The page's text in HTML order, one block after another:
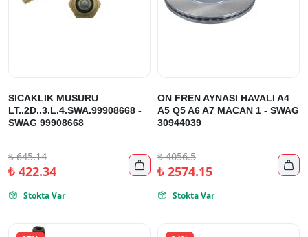
SICAKLIK MUSURU
LT..2D..3.L.4.SWA.99908668 -
SWAG 99908668
₺645.14
₺422.34 
 Stokta Var
ON FREN AYNASI HAVALI A4
A5 Q5 A6 A7 MACAN 1 - SWAG
30944039
₺4056.5
₺2574.15 
 Stokta Var